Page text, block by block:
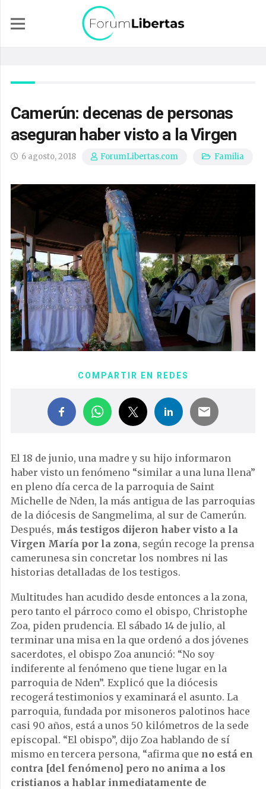
Camerún: decenas de personas
aseguran haber visto a la Virgen
6 agosto, 2018 ForumLibertas.com Familia
COMPARTIR EN REDES
El 18 de junio, una madre y su hijo informaron
haber visto un fenómeno “similar a una luna llena”
en pleno día cerca de la parroquia de Saint
Michelle de Nden, la más antigua de las parroquias
de la diócesis de Sangmelima, al sur de Camerún.
Después, más testigos dijeron haber visto a la
Virgen María por la zona, según recoge la prensa
camerunesa sin concretar los nombres ni las
historias detalladas de los testigos.
Multitudes han acudido desde entonces a la zona,
pero tanto el párroco como el obispo, Christophe
Zoa, piden prudencia. El sábado 14 de julio, al
terminar una misa en la que ordenó a dos jóvenes
sacerdotes, el obispo Zoa anunció: “No soy
indiferente al fenómeno que tiene lugar en la
parroquia de Nden”. Explicó que la diócesis
recogerá testimonios y examinará el asunto. La
parroquia, fundada por misoneros palotinos hace
casi 90 años, está a unos 50 kilómetros de la sede
episcopal. “El obispo”, dijo Zoa hablando de sí
mismo en tercera persona, “afirma que no está en
contra [del fenómeno] pero no anima a los
cristianos a hablar inmediatamente de